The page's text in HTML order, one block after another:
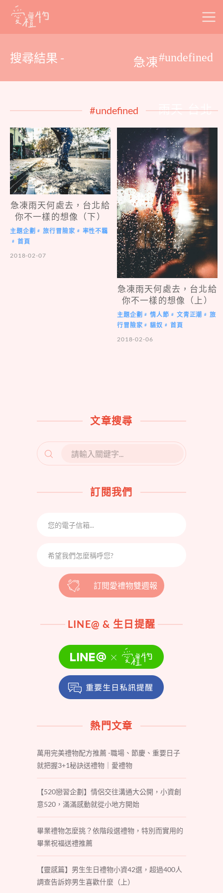
Skip
搜尋結果 - #undefined
急凍
雨天 台北
#undefined
急凍雨天何處去，台北給
你不一樣的想像（下）
主題企劃 # 旅行冒險家 # 率性不羈
# 首頁
2018-02-07
急凍雨天何處去，台北給
你不一樣的想像（上）
主題企劃 # 情人節 # 文青正潮 #
旅
行冒險家 # 貓奴 #
首頁
2018-02-06
文章搜尋
SEARCH
FOR:
訂閱我們
訂閱愛禮物雙週報
LINE@ & 生日提醒
熱門文章
萬用完美禮物配方推薦 -職場、節慶、重要日子
就把握3+1秘訣送禮物｜愛禮物
【520戀習企劃】情侶交往溝通大公開，小資創
意520，滿滿感動就從小地方開始
畢業禮物怎麼挑？依階段選禮物，特別而實用的
畢業祝福送禮推薦
【靈感篇】男生生日禮物小資42選，超過400人
調查告訴妳男生喜歡什麼（上）